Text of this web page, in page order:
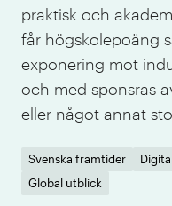
praktisk och
får högskolepoäng
exponering mot
och med sponsras
eller något annat
Svenska framtider
Global utblick